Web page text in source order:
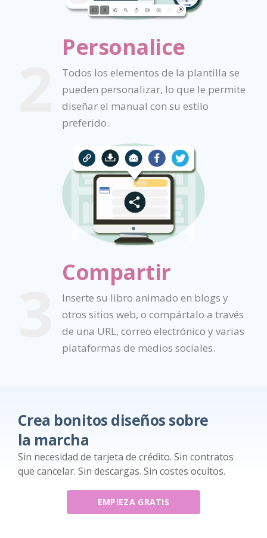
Personalice
Todos los elementos de la plantilla se
pueden personalizar, lo que le permite
diseñar el manual con su estilo
preferido.
Compartir
Inserte su libro animado en blogs y
otros sitios web, o compártalo a través
de una URL, correo electrónico y varias
plataformas de medios sociales.
Crea bonitos diseños sobre
la marcha
Sin necesidad de tarjeta de crédito. Sin contratos
que cancelar. Sin descargas. Sin costes ocultos.
EMPIEZA GRATIS